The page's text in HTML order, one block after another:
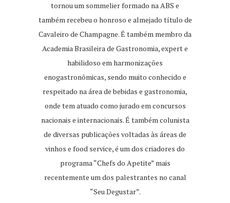
tornou um sommelier formado na ABS e
também recebeu o honroso e almejado título de
Cavaleiro de Champagne. É também membro da
Academia Brasileira de Gastronomia, expert e
habilidoso em harmonizações
enogastronômicas, sendo muito conhecido e
respeitado na área de bebidas e gastronomia,
onde tem atuado como jurado em concursos
nacionais e internacionais. É também colunista
de diversas publicações voltadas às áreas de
vinhos e food service, é um dos criadores do
programa “Chefs do Apetite” mais
recentemente um dos palestrantes no canal
“Seu Degustar”.